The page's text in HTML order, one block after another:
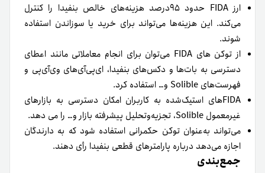
ارز FIDA حدود ۹۵درصد هزینه‌های خالص بنفیدا را کنترل
می‌کند. این هزینه‌ها می‌تواند برای خرید یا سوزاندن استفاده
شوند.
از توکن های FIDA می‌توان برای انجام معاملاتی مانند اعطای
دسترسی به بات‌ها و دکس‌های بنفیدا، ای‌پی‌آی‌های وی‌آی‌پی و
فهرست‌های Solible و… استفاده کرد.
FIDA‌های استیک‌شده به کاربران امکان دسترسی به بازارهای
غیرمعمول Solible، تجزیه‌و‌تحلیل پیشرفته بازار و… را می دهد.
می‌تواند به‌عنوان توکن حکمرانی استفاده شود که به دارندگان
اجازه می‌دهد درباره پارامترهای قطعی بنفیدا رأی دهند.
جمع‌بندی